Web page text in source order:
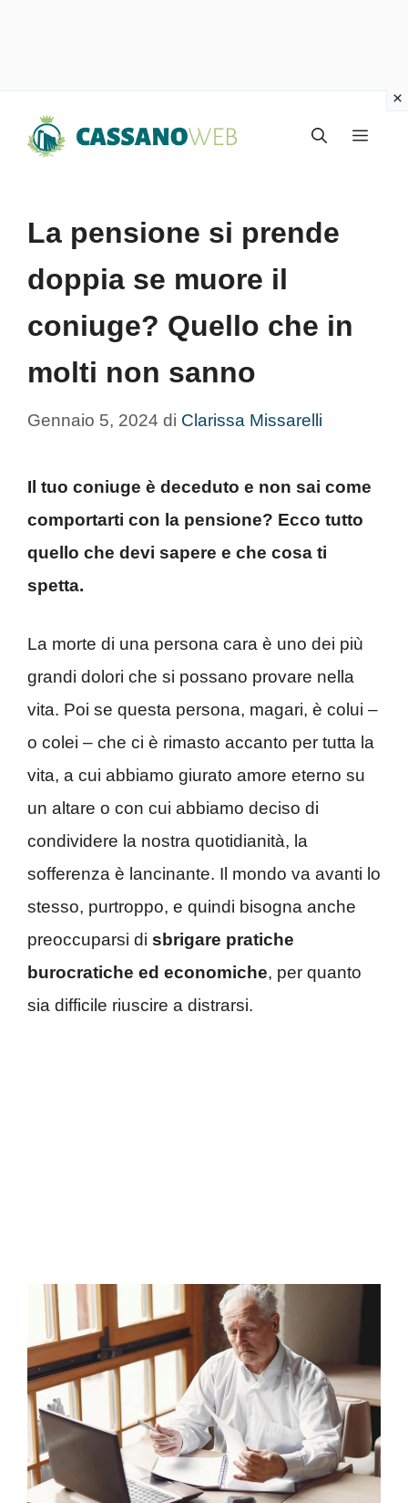
Menu
La pensione si prende
doppia se muore il
coniuge? Quello che in
molti non sanno
Gennaio 5, 2024 di Clarissa Missarelli
Il tuo coniuge è deceduto e non sai come
comportarti con la pensione? Ecco tutto
quello che devi sapere e che cosa ti
spetta.
La morte di una persona cara è uno dei più
grandi dolori che si possano provare nella
vita. Poi se questa persona, magari, è colui –
o colei – che ci è rimasto accanto per tutta la
vita, a cui abbiamo giurato amore eterno su
un altare o con cui abbiamo deciso di
condividere la nostra quotidianità, la
sofferenza è lancinante. Il mondo va avanti lo
stesso, purtroppo, e quindi bisogna anche
preoccuparsi di sbrigare pratiche
burocratiche ed economiche, per quanto
sia difficile riuscire a distrarsi.